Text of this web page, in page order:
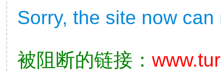
Sorry, the site now
被阻断的链接：